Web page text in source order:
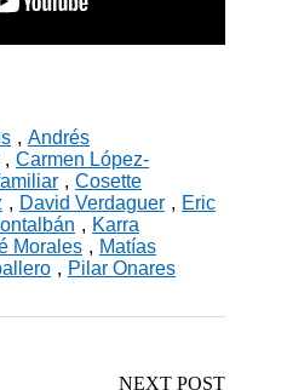
, Andrés
, Carmen López-
, Cosette
, David Verdaguer , Eric
, Karra
Morales , Matías
, Pilar Onares
NEXT POST